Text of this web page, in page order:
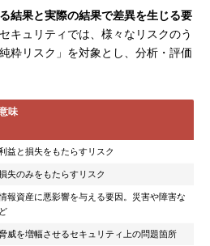
結果と実際の結果で差異を生じる要
キュリティでは、様々なリスクのう
粋リスク」を対象とし、分析・評価
味
益と損失をもたらすリスク
失のみをもたらすリスク
報資産に悪影響を与える要因。災害や障害な
ど
威を増幅させるセキュリティ上の問題箇所